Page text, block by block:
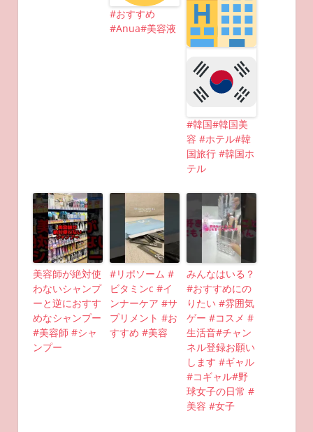
#おすすめ
#Anua#美容液
#韓国#韓国美
容 #ホテル#韓
国旅行 #韓国ホ
テル
美容師が絶対使
わないシャンプ
ーと逆におすす
めなシャンプー
#美容師 #シャ
ンプー
#リポソーム #
ビタミンc #イ
ンナーケア #サ
プリメント #お
すすめ #美容
みんなはいる？
#おすすめにの
りたい #雰囲気
ゲー #コスメ #
生活音#チャン
ネル登録お願い
します #ギャル
#コギャル#野
球女子の日常 #
美容 #女子